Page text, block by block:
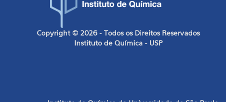
Copyright © 2026 - Todos os Direitos Reservados
Instituto de Química - USP